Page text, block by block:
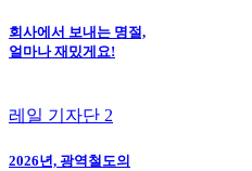
회사에서 보내는 명절,
얼마나 재밌게요!
레일 기자단 2
2026년, 광역철도의